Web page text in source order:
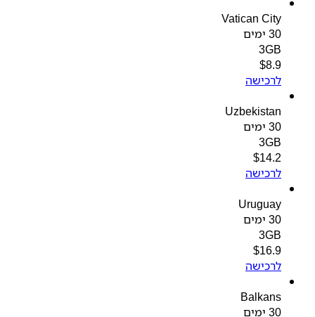
Vatican City
3GB
$
לרכישה
Uzbekistan
3GB
$14.2
לרכישה
Uruguay
3GB
$16.9
לרכישה
Balkans